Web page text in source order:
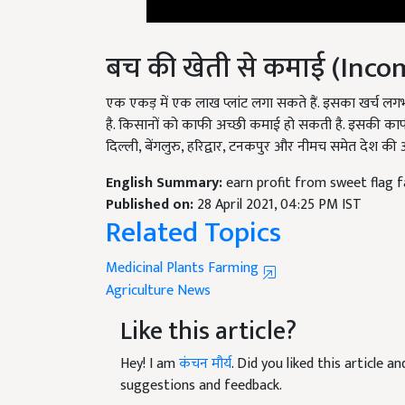
बच की खेती से कमाई
एक एकड़ में एक लाख प्लांट लगा सकते हैं. इसका खर्च
है. किसानों को काफी अच्छी कमाई हो सकती है. इसकी
दिल्ली, बेंगलुरु, हरिद्वार, टनकपुर और नीमच समेत देश की
English Summary: earn profit from sweet flag
Published on:28 April 2021, 04:25 PM IST
Related Topics
Medicinal Plants Farming
Agriculture News
Like this article?
Hey! I amकंचन मौर्य. Did you liked this article
suggestions and feedback.